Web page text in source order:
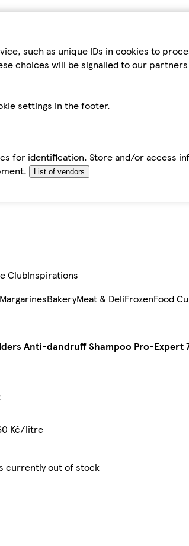
such as unique IDs in cookies to
choices will be signalled to our
settings in the footer.
for identification. Store and/or access
List of vendors
ClubInspirations
BakeryMeat & DeliFrozenFood
Anti-dandruff Shampoo Pro-Expert
Kč/litre
currently out of stock